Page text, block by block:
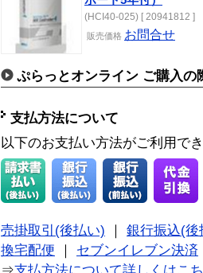
(HCI40-025) [ 20941812 ]
販売価格 お問合せ
ぷらっとオンライン ご購入の
支払方法について
以下のお支払い方法がご利用で
売掛取引(後払い)
銀行振込(後
換宅配便
セブンイレブン決済